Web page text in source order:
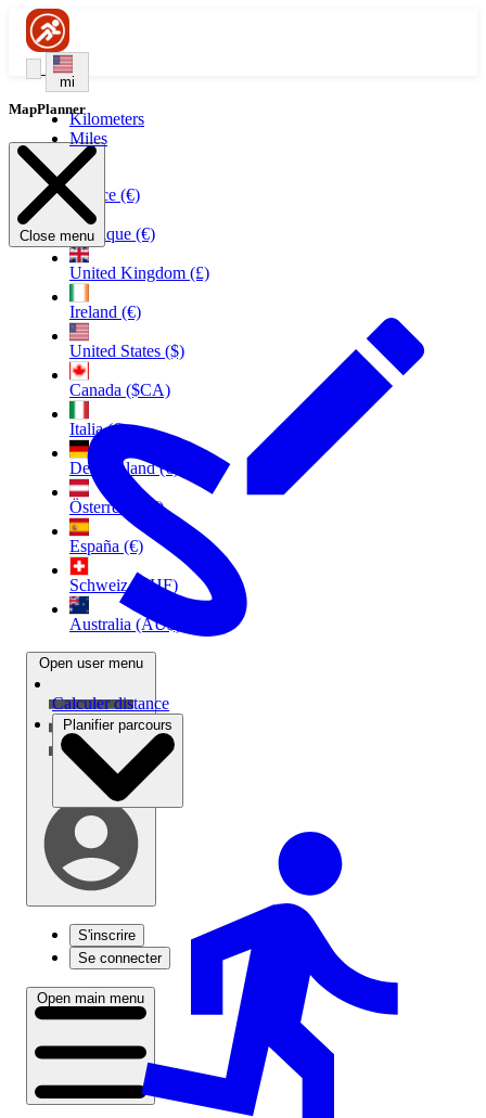
mi
Kilometers
Miles
France (€)
Belgique (€)
United Kingdom (£)
Ireland (€)
United States ($)
Canada ($CA)
Italia (€)
Deutschland (€)
Österreich (€)
España (€)
Schweiz (CHF)
Australia (AU$)
Open user menu
S'inscrire
Se connecter
Open main menu
MapPlanner
Close menu
Calculer distance
Planifier parcours